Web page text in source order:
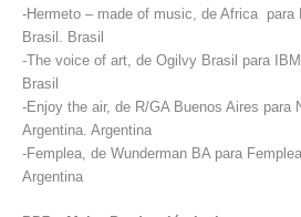
-Hermeto – made of music, de Africa para
Brasil. Brasil
-The voice of art, de Ogilvy Brasil para
Brasil
-Enjoy the air, de R/GA Buenos Aires para
Argentina. Argentina
-Femplea, de Wunderman BA para
Argentina